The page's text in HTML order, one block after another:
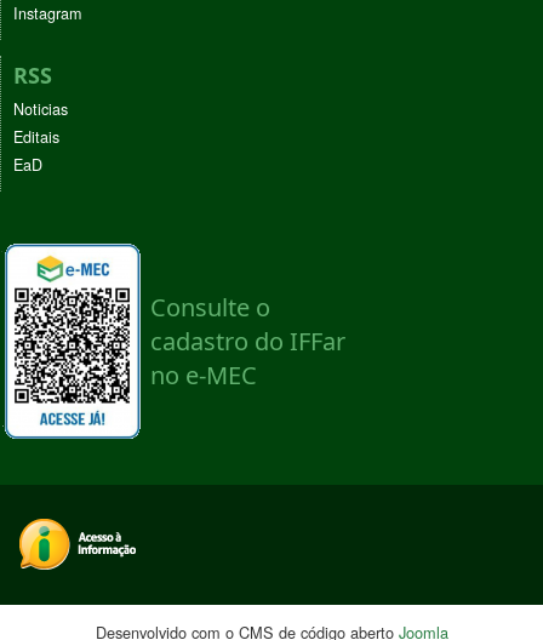
Instagram
RSS
Noticias
Editais
EaD
Desenvolvido com o CMS de código aberto Joomla